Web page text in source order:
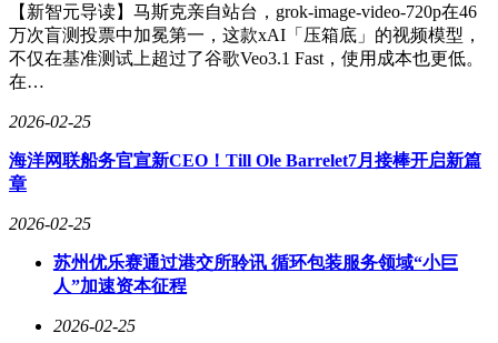
【新智元导读】马斯克亲自站台，grok-image-video-720p在46
万次盲测投票中加冕第一，这款xAI「压箱底」的视频模型，
不仅在基准测试上超过了谷歌Veo3.1 Fast，使用成本也更低。
在…
2026-02-25
海洋网联船务官宣新CEO！Till Ole Barrelet7月接棒开启新篇
章
2026-02-25
苏州优乐赛通过港交所聆讯 循环包装服务领域“小巨
人”加速资本征程
2026-02-25